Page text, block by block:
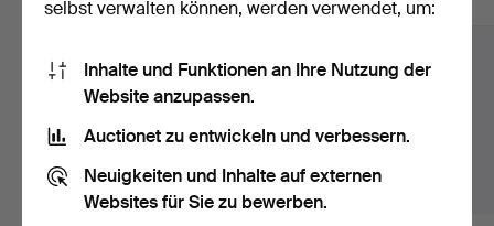
selbst verwalten können, werden verwendet, um:
Inhalte und Funktionen an Ihre Nutzung der
Website anzupassen.
Auctionet zu entwickeln und verbessern.
Neuigkeiten und Inhalte auf externen
Websites für Sie zu bewerben.